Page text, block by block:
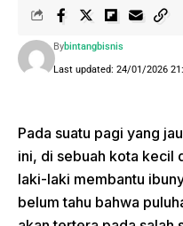
Last updated: 24/01/2026
Bybintangbisnis
Pada suatu pagi yang
ini, di sebuah kota kecil
laki-laki membantu
belum tahu bahwa